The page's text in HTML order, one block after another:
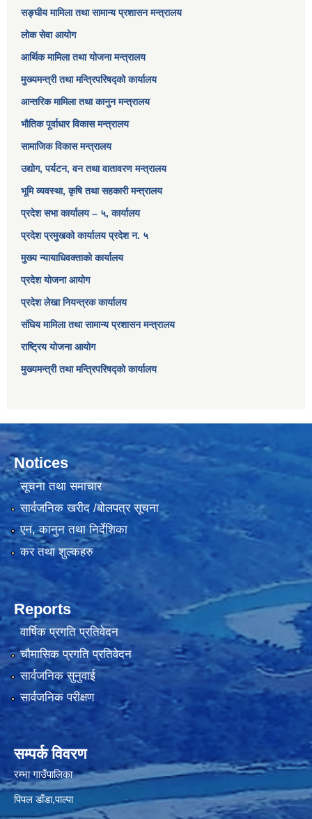
सङ्‍घीय मामिला तथा सामान्य प्रशासन मन्त्रालय
लोक सेवा आयोग
आर्थिक मामिला तथा योजना मन्त्रालय​
मुख्यमन्त्री तथा मन्त्रिपरिषद्को कार्यालय
आन्तरिक मामिला तथा कानुन मन्त्रालय
भौतिक पूर्वाधार विकास मन्त्रालय
सामाजिक विकास मन्त्रालय
उद्योग, पर्यटन, वन तथा वातावरण मन्त्रालय
भूमि व्यवस्था, कृषि तथा सहकारी मन्त्रालय
प्रदेश सभा कार्यालय – ५, कार्यालय
प्रदेश प्रमुखको कार्यालय प्रदेश न. ५
मुख्य न्यायाधिवक्ताको कार्यालय
प्रदेश योजना आयोग
प्रदेश लेखा नियन्त्रक कार्यालय
संघिय मामिला तथा सामान्य प्रशासन मन्त्रालय
राष्ट्रिय योजना आयोग
मुख्यमन्त्री तथा मन्त्रिपरिषद्को कार्यालय
Notices
सूचना तथा समाचार
सार्वजनिक खरीद /बोलपत्र सूचना
एन, कानुन तथा निर्देशिका
कर तथा शुल्कहरु
Reports
वार्षिक प्रगति प्रतिवेदन
चौमासिक प्रगति प्रतिवेदन
सार्वजनिक सुनुवाई
सार्वजनिक परीक्षण
सम्पर्क विवरण
रम्भा गाउँपालिका
पिपल डाँडा,पाल्पा